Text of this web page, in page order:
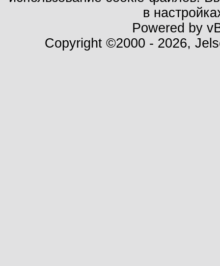
в
Powered by
Copyright ©2000 - 2026,